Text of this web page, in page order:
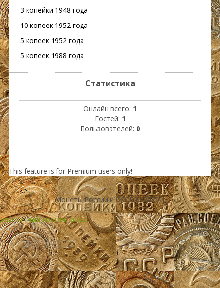
3 копейки 1948 года
10 копеек 1952 года
5 копеек 1952 года
5 копеек 1988 года
Статистика
Онлайн всего: 1
Гостей: 1
Пользователей: 0
This feature is for Premium users only!
Монеты России и СССР © 2026|
Бесплатный хостинг uCoz